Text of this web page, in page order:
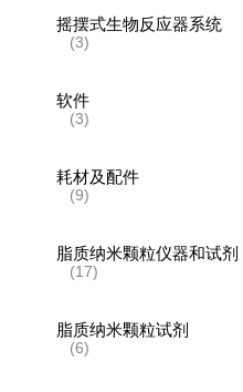
摇摆式生物反应器系统
(3)
软件
(3)
耗材及配件
(9)
脂质纳米颗粒仪器和试剂
(17)
脂质纳米颗粒试剂
(6)